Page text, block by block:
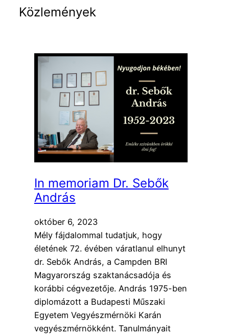
Közlemények
In memoriam Dr. Sebők
András
október 6, 2023
Mély fájdalommal tudatjuk, hogy
életének 72. évében váratlanul elhunyt
dr. Sebők András, a Campden BRI
Magyarország szaktanácsadója és
korábbi cégvezetője. András 1975-ben
diplomázott a Budapesti Műszaki
Egyetem Vegyészmérnöki Karán
vegyészmérnökként. Tanulmányait